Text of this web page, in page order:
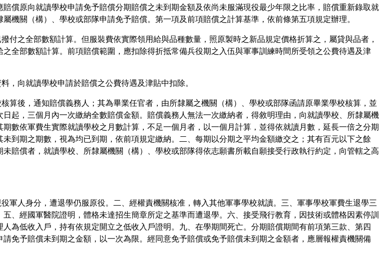
償原向就讀學校申請免予賠償分期賠償之未到期金額及依尚未服滿現役最少年限之比率，賠償重新錄取就
機關（構）、學校或部隊申請免予賠償。第一項及前項賠償之計算基準，依前條第五項規定辦理。
付之全部數額計算。但服裝費依實際領用給與品種數量，照原製時之新品規定價格折算之，屬貸與品者，
全部數額計算。前項賠償範圍，應扣除得折抵常備兵役期之入伍與軍事訓練時間所受領之公費待遇及津
，向就讀學校申請於賠償之公費待遇及津貼中扣除。
算後，通知賠償義務人；其為畢業任官者，由所隸屬之機關（構）、學校或部隊函請原畢業學校核算，並
起，三個月內一次繳納全數賠償金額。賠償義務人無法一次繳納者，得敘明理由，向就讀學校、所隸屬機
數依軍費生實際就讀學校之月數計算，不足一個月者，以一個月計算，並得依就讀月數，延長一倍之分期
到期之期數，視為均已到期，依前項規定繳納。二、每期以分期之平均金額繳交之；其有百元以下之餘
賠償者，就讀學校、所隸屬機關（構）、學校或部隊得依志願書所載自願接受行政執行約定，向管轄之高
軍人身分，遭退學仍服原役。二、經權責機關核准，轉入其他軍事學校就讀。三、軍事學校軍費生退學三
、經國軍醫院證明，體格未達招生簡章所定之基準而遭退學。六、接受飛行教育，因技術或體格因素停訓
為低收入戶，持有依規定開立之低收入戶證明。九、在學期間死亡。分期賠償期間有前項第三款、第四
免予賠償未到期之金額，以一次為限。經同意免予賠償或免予賠償未到期之金額者，應層報權責機關備